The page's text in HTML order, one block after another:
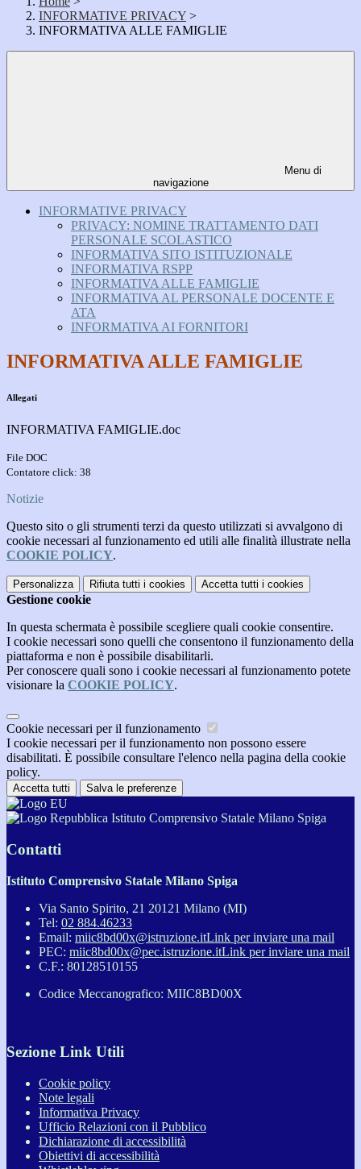
INFORMATIVE PRIVACY >
INFORMATIVA ALLE FAMIGLIE
Menu di
navigazione
INFORMATIVE PRIVACY
PRIVACY: NOMINE TRATTAMENTO DATI
PERSONALE SCOLASTICO
INFORMATIVA SITO ISTITUZIONALE
INFORMATIVA RSPP
INFORMATIVA ALLE FAMIGLIE
INFORMATIVA AL PERSONALE DOCENTE E
ATA
INFORMATIVA AI FORNITORI
INFORMATIVA ALLE FAMIGLIE
Allegati
INFORMATIVA FAMIGLIE.doc
File DOC
Contatore click: 38
Notizie
Questo sito o gli strumenti terzi da questo utilizzati si avvalgono di
cookie necessari al funzionamento ed utili alle finalità illustrate nella
COOKIE POLICY.
Personalizza Rifiuta tutti i cookies Accetta tutti i cookies
Gestione cookie
In questa schermata è possibile scegliere quali cookie consentire.
I cookie necessari sono quelli che consentono il funzionamento della
piattaforma e non è possibile disabilitarli.
Per conoscere quali sono i cookie necessari al funzionamento potete
visionare la COOKIE POLICY.
Cookie necessari per il funzionamento
I cookie necessari per il funzionamento non possono essere
disabilitati. È possibile consultare l'elenco nella pagina della cookie
policy.
Accetta tutti Salva le preferenze
Istituto Comprensivo Statale Milano Spiga
Contatti
Istituto Comprensivo Statale Milano Spiga
Via Santo Spirito, 21 20121 Milano (MI)
Tel: 02 884.46233
Email: miic8bd00x@istruzione.itLink per inviare una mail
PEC: miic8bd00x@pec.istruzione.itLink per inviare una mail
C.F.: 80128510155
Codice Meccanografico: MIIC8BD00X
Sezione Link Utili
Cookie policy
Note legali
Informativa Privacy
Ufficio Relazioni con il Pubblico
Dichiarazione di accessibilità
Obiettivi di accessibilità